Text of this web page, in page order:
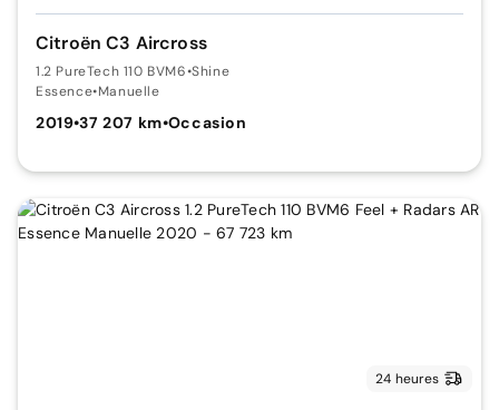
Citroën C3 Aircross
1.2 PureTech 110 BVM6•Shine
Essence•Manuelle
2019•37 207 km•Occasion
24 heures